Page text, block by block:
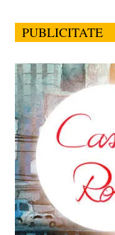
PUBLICITATE